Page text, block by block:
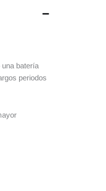
batería
periodos